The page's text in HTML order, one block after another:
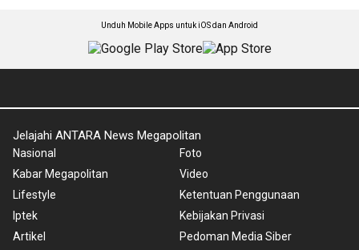
Unduh Mobile Apps untuk iOS dan Android
Jelajahi ANTARA News Megapolitan
Nasional
Kabar Megapolitan
Lifestyle
Iptek
Artikel
Foto
Video
Ketentuan Penggunaan
Kebijakan Privasi
Pedoman Media Siber